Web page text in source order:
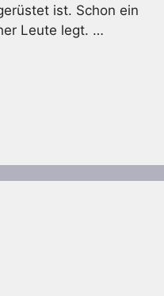
ist. Schon ein
Leute legt. …